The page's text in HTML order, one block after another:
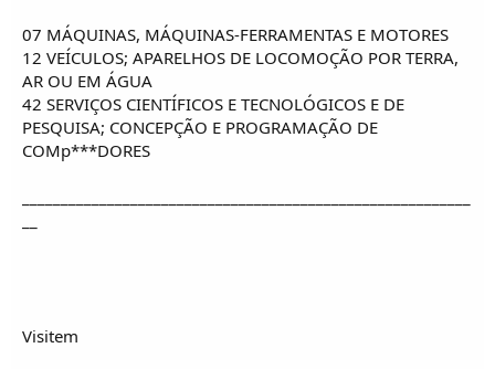
07 MÁQUINAS, MÁQUINAS-FERRAMENTAS E MOTORES
12 VEÍCULOS; APARELHOS DE LOCOMOÇÃO POR TERRA,
AR OU EM ÁGUA
42 SERVIÇOS CIENTÍFICOS E TECNOLÓGICOS E DE
PESQUISA; CONCEPÇÃO E PROGRAMAÇÃO DE
COMp***DORES
Visitem